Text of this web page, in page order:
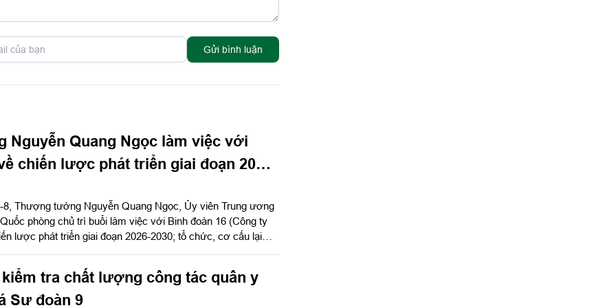
Gửi bình luận
Quang Ngọc làm việc với
chiến lược phát triển giai đoạn 2026-
8, Thượng tướng Nguyễn Quang Ngọc, Ủy viên Trung ương
phòng chủ trì buổi làm việc với Binh đoàn 16 (Công ty
lược phát triển giai đoạn 2026-2030; tổ chức, cơ cấu lại
kiểm tra chất lượng công tác quân y
Sư đoàn 9